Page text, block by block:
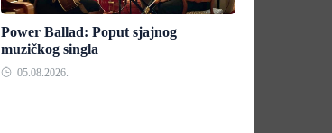
Power Ballad: Poput sjajnog
muzičkog singla
05.08.2026.